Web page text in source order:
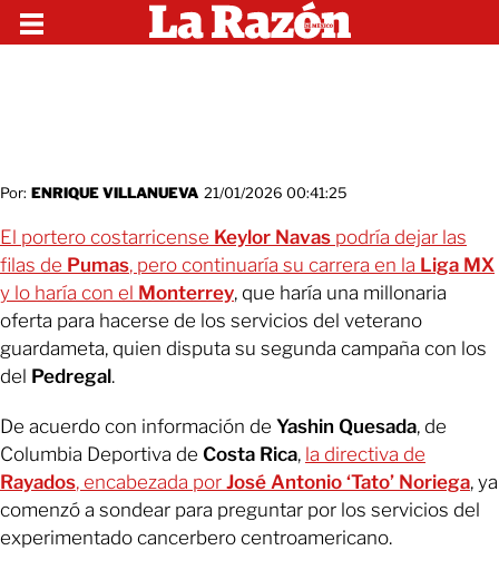
Por: ENRIQUE VILLANUEVA 21/01/2026 00:41:25
El portero costarricense Keylor Navas podría dejar las
filas de Pumas, pero continuaría su carrera en la Liga MX
y lo haría con el Monterrey, que haría una millonaria
oferta para hacerse de los servicios del veterano
guardameta, quien disputa su segunda campaña con los
del Pedregal.
De acuerdo con información de Yashin Quesada, de
Columbia Deportiva de Costa Rica, la directiva de
Rayados, encabezada por José Antonio ‘Tato’ Noriega, ya
comenzó a sondear para preguntar por los servicios del
experimentado cancerbero centroamericano.